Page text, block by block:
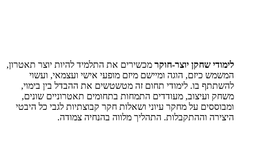
לימודי שחקן יוצר-חוקר מכשירים את התלמיד להיות יוצר תאטרון,
המשמש כיזם, הוגה ומיישם מיזם מופעי אישי ועצמאי, ועשוי
להשתתף בו. לימודי תחום זה מטשטשים את ההבדל בין בימוי,
משחק ועיצוב, מעודדים התמחות בתחומים תאטרוניים שונים,
ומבוססים על מחקר עיוני ושאלות חקר קבוצתיות לגבי כל היבטי
היצירה וההתקבלות. התהליך מלווה בהנחיה צמודה.